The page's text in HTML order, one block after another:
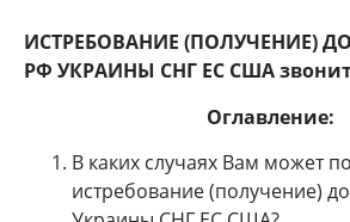
ИСТРЕБОВАНИЕ (ПОЛУЧЕНИЕ)
РФ УКРАИНЫ СНГ ЕС США
Оглавление:
В каких случаях Вам может
истребование (получение)